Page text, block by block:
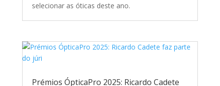
selecionar as óticas deste ano.
Prémios ÓpticaPro 2025: Ricardo Cadete